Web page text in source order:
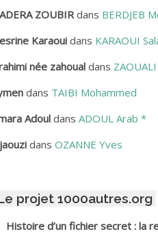
Lakhdar
Haciba
Mohamed Hamoud*
Mohamed *
Ahmed
ZOUBIRdans BERDJEB
Karaouidans KARAOUI
née zahoualdans
dans TAIBI Mohammed
Adouldans ADOUL Arab *
dans OZANNE Yves
projet 1000autres.org
Histoire d’un fichier secret : la